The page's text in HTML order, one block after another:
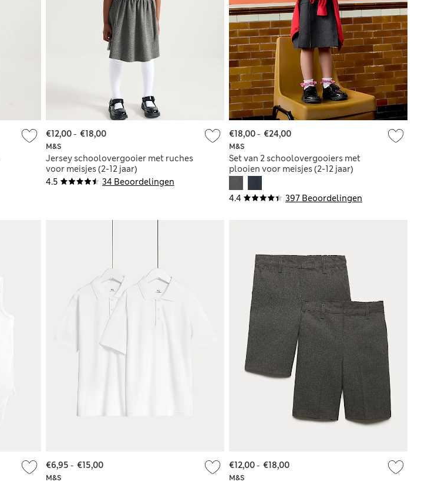
4.5 34 Beoordelingen
M&S
Jersey schoolovergooier met ruches
voor meisjes (2-12 jaar)
€12,00- €18,00
4.4 397 Beoordelingen
M&S
Set van 2 schoolovergooiers met
plooien voor meisjes (2-12 jaar)
€18,00- €24,00
M&S
€6,95 - €15,00
M&S
€12,00- €18,00